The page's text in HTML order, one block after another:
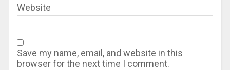
Website
Save my name, email, and website in this
browser for the next time I comment.